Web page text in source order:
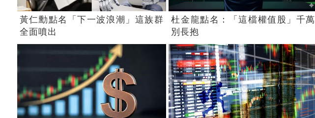
黃仁勳點名「下一波浪潮」這族群
全面噴出
杜金龍點名：「這檔權值股」千萬
別長抱